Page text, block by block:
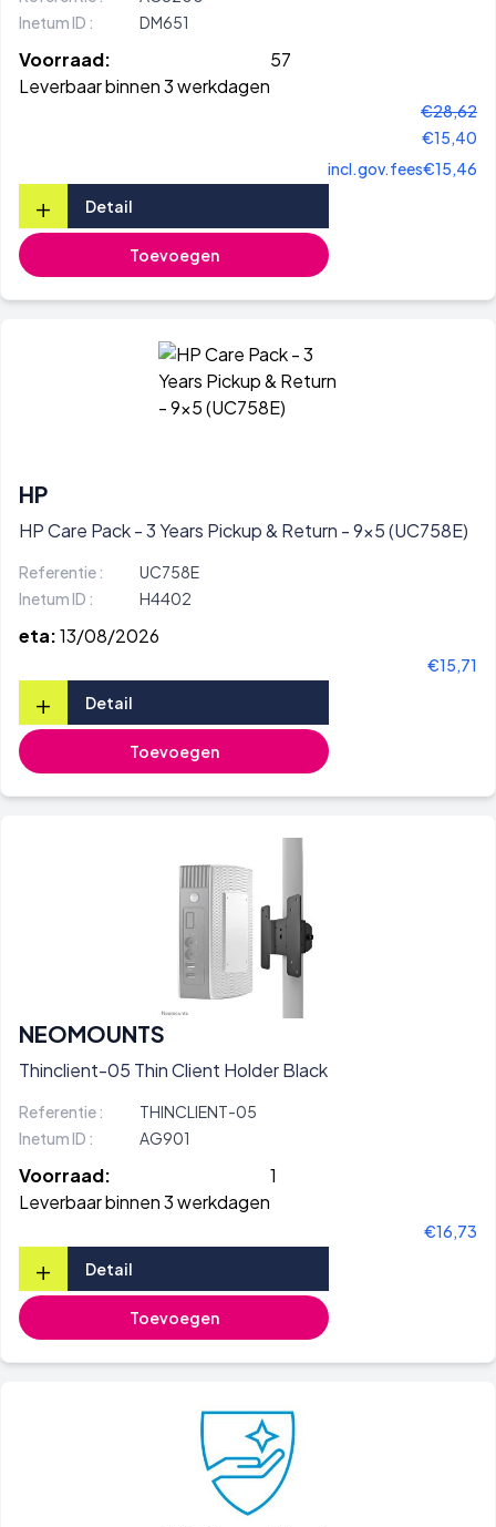
Inetum ID :
DM651
Voorraad:
57
Leverbaar binnen 3 werkdagen
€28,62
€15,40
incl.gov.fees€15,46
+ Detail
Toevoegen
HP
HP Care Pack - 3 Years Pickup & Return - 9x5 (UC758E)
Referentie :
UC758E
Inetum ID :
H4402
eta:13/08/2026
€15,71
+ Detail
Toevoegen
NEOMOUNTS
Thinclient-05 Thin Client Holder Black
Referentie :
THINCLIENT-05
Inetum ID :
AG901
Voorraad:
1
Leverbaar binnen 3 werkdagen
€16,73
+ Detail
Toevoegen